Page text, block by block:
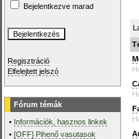
Bejelentkezve marad
Regisztráció
Elfelejtett jelszó
Fórum témák
• Információk, hasznos linkek
•[OFF] Pihenő vasutasok